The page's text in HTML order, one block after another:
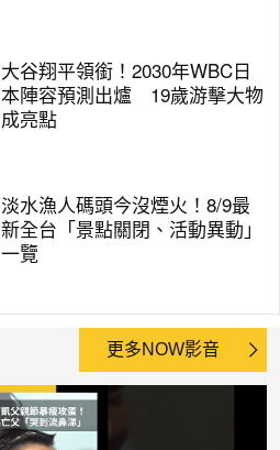
大谷翔平領銜！2030年WBC日
本陣容預測出爐 19歲游擊大物
成亮點
淡水漁人碼頭今沒煙火！8/9最
新全台「景點關閉、活動異動」
一覽
更多NOW影音